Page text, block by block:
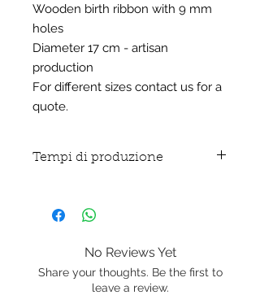
Wooden birth ribbon with 9 mm
holes
Diameter 17 cm - artisan
production
For different sizes contact us for a
quote.
Tempi di produzione
su ordinazione, i tempi di
lavorativi a partire dal giorno
dopo la ricezione del
pagamento.
No Reviews Yet
Share your thoughts. Be the first to
leave a review.